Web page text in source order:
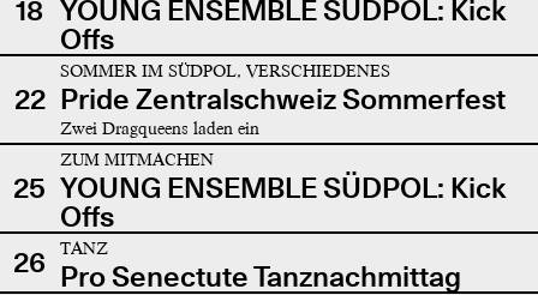
18 YOUNG ENSEMBLE SÜDPOL: Kick
Offs
22
SOMMER IM SÜDPOL, VERSCHIEDENES
Pride Zentralschweiz Sommerfest
Zwei Dragqueens laden ein
25
ZUM MITMACHEN
YOUNG ENSEMBLE SÜDPOL: Kick
Offs
26
TANZ
Pro Senectute Tanznachmittag